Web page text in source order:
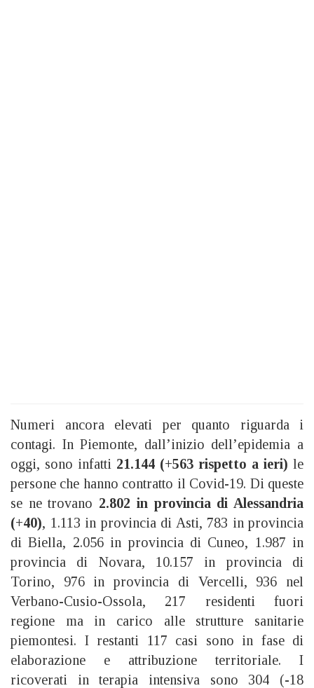
Numeri ancora elevati per quanto riguarda i
contagi. In Piemonte, dall’inizio dell’epidemia a
oggi, sono infatti 21.144 (+563 rispetto a ieri) le
persone che hanno contratto il Covid-19. Di queste
se ne trovano 2.802 in provincia di Alessandria
(+40), 1.113 in provincia di Asti, 783 in provincia
di Biella, 2.056 in provincia di Cuneo, 1.987 in
provincia di Novara, 10.157 in provincia di
Torino, 976 in provincia di Vercelli, 936 nel
Verbano-Cusio-Ossola, 217 residenti fuori
regione ma in carico alle strutture sanitarie
piemontesi. I restanti 117 casi sono in fase di
elaborazione e attribuzione territoriale. I
ricoverati in terapia intensiva sono 304 (-18